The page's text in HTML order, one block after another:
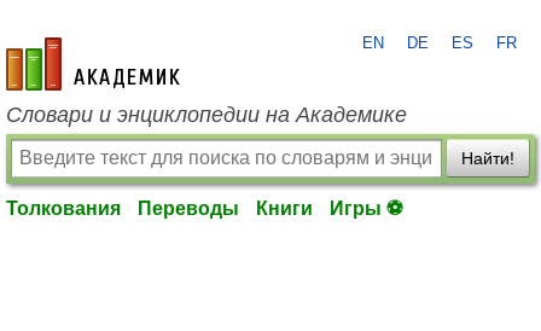
academic.ru
EN DE ES FR
Словари и энциклопедии на Академике
Найти!
Толкования Переводы Книги Игры ⚽